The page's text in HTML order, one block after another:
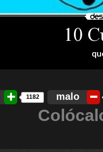
1182 malo